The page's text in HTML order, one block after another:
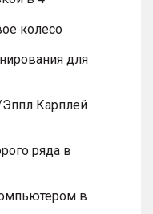
колесо
для
Карплей
ряда в
в